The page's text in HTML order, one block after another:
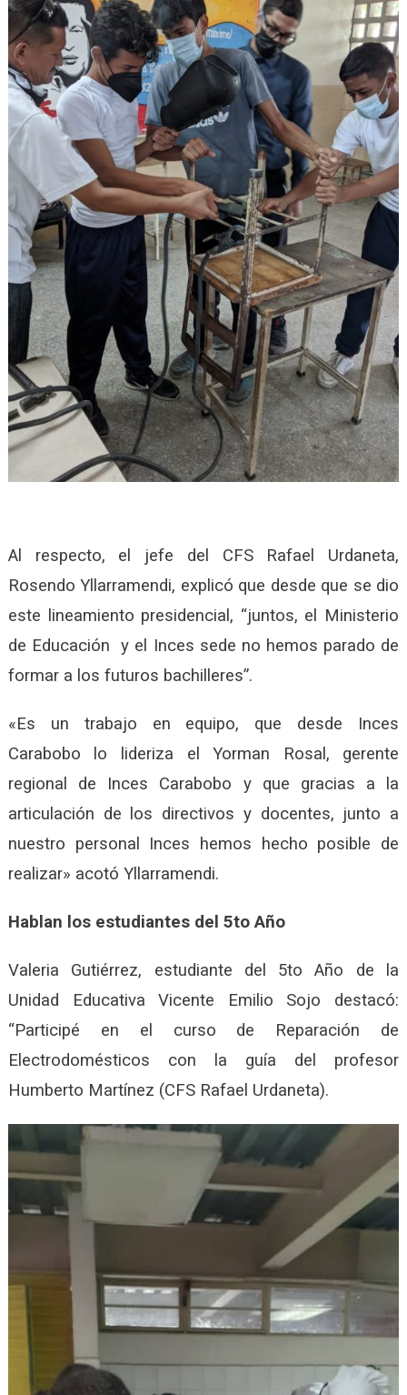
Al respecto, el jefe del CFS Rafael Urdaneta,
Rosendo Yllarramendi, explicó que desde que se dio
este lineamiento presidencial, “juntos, el Ministerio
de Educación y el Inces sede no hemos parado de
formar a los futuros bachilleres”.
«Es un trabajo en equipo, que desde Inces
Carabobo lo lideriza el Yorman Rosal, gerente
regional de Inces Carabobo y que gracias a la
articulación de los directivos y docentes, junto a
nuestro personal Inces hemos hecho posible de
realizar» acotó Yllarramendi.
Hablan los estudiantes del 5to Año
Valeria Gutiérrez, estudiante del 5to Año de la
Unidad Educativa Vicente Emilio Sojo destacó:
“Participé en el curso de Reparación de
Electrodomésticos con la guía del profesor
Humberto Martínez (CFS Rafael Urdaneta).